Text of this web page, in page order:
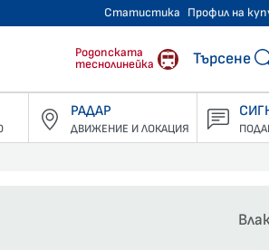
Статистика Профил на
- Пътнически превози
Родопската
теснолинейка
Търсене
РАДАР
ДВИЖЕНИЕ И ЛОКАЦИЯ